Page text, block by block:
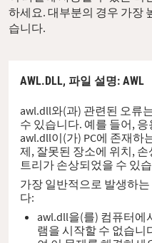
하세요. 대부분의 경우 가장
습니다.
AWL.DLL, 파일 설명: AWL
awl.dll와(과) 관련된 오류
수 있습니다. 예를 들어,
awl.dll이(가) PC에 존재하
제, 잘못된 장소에 위치,
트리가 손상되었을 수 있
가장 일반적으로 발생하
다:
awl.dll을(를) 컴퓨터에
램을 시작할 수 없습니